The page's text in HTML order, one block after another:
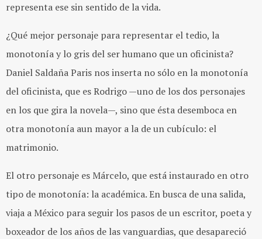
representa ese sin sentido de la vida.
¿Qué mejor personaje para representar el tedio, la
monotonía y lo gris del ser humano que un oficinista?
Daniel Saldaña Paris nos inserta no sólo en la monotonía
del oficinista, que es Rodrigo —uno de los dos personajes
en los que gira la novela—, sino que ésta desemboca en
otra monotonía aun mayor a la de un cubículo: el
matrimonio.
El otro personaje es Márcelo, que está instaurado en otro
tipo de monotonía: la académica. En busca de una salida,
viaja a México para seguir los pasos de un escritor, poeta y
boxeador de los años de las vanguardias, que desapareció